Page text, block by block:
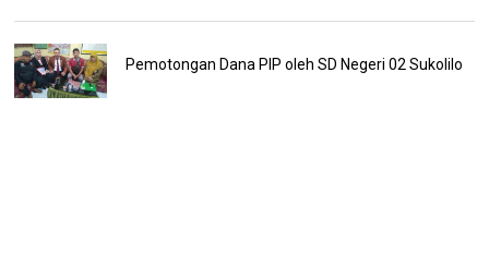
Pemotongan Dana PIP oleh SD Negeri 02 Sukolilo